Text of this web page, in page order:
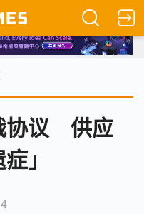
协议 供应
」